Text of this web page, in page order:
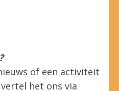
of een activiteit
het ons via